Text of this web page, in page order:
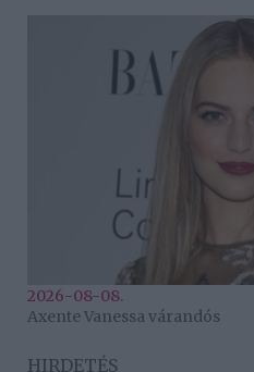
2026-08-08.
Axente Vanessa várandós
HIRDETÉS